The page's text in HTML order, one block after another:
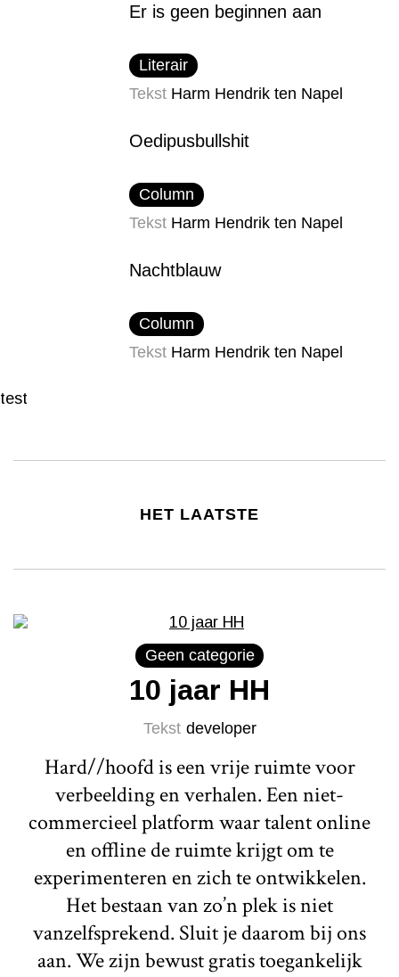
Er is geen beginnen aan
Literair
Tekst Harm Hendrik ten Napel
Oedipusbullshit
Column
Tekst Harm Hendrik ten Napel
Nachtblauw
Column
Tekst Harm Hendrik ten Napel
test
HET LAATSTE
Geen categorie
10 jaar HH
Tekst developer
Hard//hoofd is een vrije ruimte voor
verbeelding en verhalen. Een niet-
commercieel platform waar talent online
en offline de ruimte krijgt om te
experimenteren en zich te ontwikkelen.
Het bestaan van zo’n plek is niet
vanzelfsprekend. Sluit je daarom bij ons
aan. We zijn bewust gratis toegankelijk